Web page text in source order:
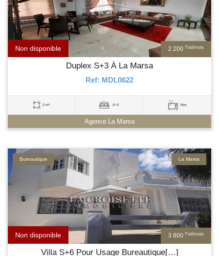
2 200 Tnd/mois
Non disponible
Duplex S+3 À La Marsa
Ref: MDL0622
0 m² S+3 Non
Agence La Marsa
3 800 Tnd/mois
Non disponible
La Marsa
Bureautique
Villa S+6 Pour Usage Bureautique[…]